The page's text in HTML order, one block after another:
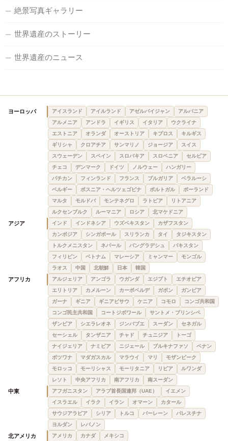
絶景写真ギャラリー
世界遺産のストーリー
世界遺産のニュース
ヨーロッパ アイスランド アイルランド アゼルバイジャン
アルバニア
アルメニア
アンドラ イギリス イタリア
ウクライナ
エストニア
オランダ オーストリア キプロス
キルギス
ギリシャ
クロアチア サンマリノ ジョージア
スイス
スウェーデン
スペイン スロバキア スロベニア
セルビア
チェコ
デンマーク ドイツ ノルウェー
ハンガリー
バチカン
フィンランド フランス ブルガリア
ベラルーシ
ベルギー
ボスニア・ヘルツェゴビナ ポルトガル
ポーランド
マルタ
モルドバ モンテネグロ ラトビア
リトアニア
ルクセンブルク
ルーマニア ロシア 北マケドニア
アジア インド インドネシア ウズベキスタン
カザフスタン
カンボジア
シンガポール スリランカ タイ
タジキスタン
トルクメニスタン
ネパール バングラデシュ
パキスタン
フィリピン
ベトナム マレーシア ミャンマー
モンゴル
ラオス
中国 北朝鮮 日本 韓国
アフリカ アルジェリア アンゴラ ウガンダ エジプト
エチオピア
エリトリア
カメルーン カーボベルデ ガボン
ガンビア
ガーナ
ギニア ギニアビサウ ケニア コモロ
コンゴ共和国
コンゴ民主共和国
コートジボワール
サントメ・プリンシペ
ザンビア
シエラレオネ ジンバブエ スーダン
セネガル
セーシェル
タンザニア チャド チュニジア
トーゴ
ナイジェリア
ナミビア ニジェール ブルキナファソ
ベナン
ボツワナ
マダガスカル マラウイ マリ
モザンビーク
モロッコ
モーリシャス モーリタニア リビア
ルワンダ
レソト
中央アフリカ 南アフリカ 南スーダン
中東 アフガニスタン アラブ首長国連邦（UAE）
イエメン
イスラエル
イラク イラン オマーン
カタール
サウジアラビア
シリア トルコ バーレーン
パレスチナ
ヨルダン
レバノン
北アメリカ アメリカ カナダ メキシコ